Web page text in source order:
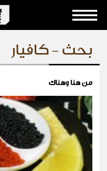
بحث - كافيار
من هنا وهناك